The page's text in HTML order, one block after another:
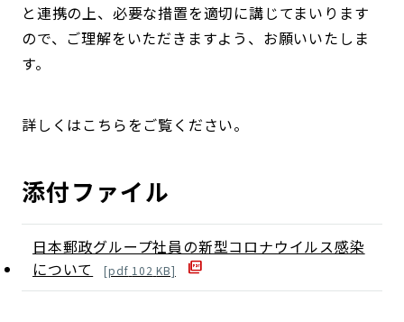
と連携の上、必要な措置を適切に講じてまいります
ので、ご理解をいただきますよう、お願いいたしま
す。
詳しくはこちらをご覧ください。
添付ファイル
日本郵政グループ社員の新型コロナウイルス感染
について
[pdf 102 KB]